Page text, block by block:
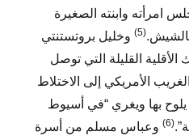
امرأته وابنته الصغيرة
(5)
وخليل بروتستنتي
القليلة التي توصل
الأمريكي إلى الاختلاط
يلوح بها ويغري “في أسيوط
(6)
وعباس مسلم من أسرة